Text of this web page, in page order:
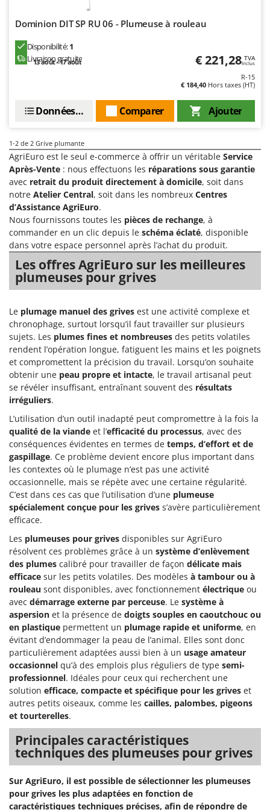
F
Fendeuses à bois
Filets pour la Récolte des olives
Filtres pour vin et huile
Fouloirs - Égrappoirs
Fourches pour tracteur
Fours électriques
Fraises à neige
Fraises rotatives pour tracteur
Friteuses sans huile
G
Générateurs d'air chaud
Godets à terre basculants pour tracteur
Groupes électrogènes
H
Haches - Cognées et Hachettes
Hachoirs à viande
Herses à Dents
Herses Rotatives
L
Lames à neige
Lames niveleuses pour tracteur
Lave-vitres
Lieuses électriques pour vignes
M
Machines à pâtes
Machines pour la transformation des fruits
Machines sous vide
Motobineuses
Motoculteurs
Motofaucheuses
Motopompes pour irrigation
Moulins à céréales électriques
Moulins à farine
N
Nettoyeurs et Balais à vapeur
Nettoyeurs tapis, moquettes et tapisseries
P
Peignes vibreurs et Secoueurs à olives
Pelles rétros pour tracteur
Cresco
Cruccolini
CTEK
DCG
DeWalt
Di Martino
Diavola Pro
Diesse
Docma
Dominion
Dreame
E
Edilmark
Effeuno
Einhell
Elegen
Energy Gruppi
Enotecnica Pillan
Eschenfelder
EuroMech
Eurosystems
F
FAC
Fama Industrie
Famur
FARMER
FBC
Ferrari Group
Ferroni
Ferrua
FIAC
FIEM
Fimar
FINI
Fiorentini
Fiskars
Flymo
Fontana Forni
Forest Master
Dominion DIT SP RU 06 - Plumeuse à rouleau
Disponibilité:1
Livraison gratuite
13 août - 17 août € 221,28 TVA
Inclus
R-15
€ 184,40 Hors taxes (HT)
Ajouter
Comparer
Données techniques
1-2 de 2 Grive plumante
AgriEuro est le seul e-commerce à offrir un véritable Service
Après-Vente : nous effectuons les réparations sous garantie
avec retrait du produit directement à domicile, soit dans
notre Atelier Central, soit dans les nombreux Centres
d’Assistance AgriEuro.
Nous fournissons toutes les pièces de rechange, à
commander en un clic depuis le schéma éclaté, disponible
dans votre espace personnel après l’achat du produit.
Les offres AgriEuro sur les meilleures
plumeuses pour grives
Le plumage manuel des grives est une activité complexe et
chronophage, surtout lorsqu’il faut travailler sur plusieurs
sujets. Les plumes fines et nombreuses des petits volatiles
rendent l’opération longue, fatiguent les mains et les poignets
et compromettent la précision du travail. Lorsqu’on souhaite
obtenir une peau propre et intacte, le travail artisanal peut
se révéler insuffisant, entraînant souvent des résultats
irréguliers.
L’utilisation d’un outil inadapté peut compromettre à la fois la
qualité de la viande et l’efficacité du processus, avec des
conséquences évidentes en termes de temps, d’effort et de
gaspillage. Ce problème devient encore plus important dans
les contextes où le plumage n’est pas une activité
occasionnelle, mais se répète avec une certaine régularité.
C’est dans ces cas que l’utilisation d’une plumeuse
spécialement conçue pour les grives s’avère particulièrement
efficace.
Les plumeuses pour grives disponibles sur AgriEuro
résolvent ces problèmes grâce à un système d’enlèvement
des plumes calibré pour travailler de façon délicate mais
efficace sur les petits volatiles. Des modèles à tambour ou à
rouleau sont disponibles, avec fonctionnement électrique ou
avec démarrage externe par perceuse. Le système à
aspersion et la présence de doigts souples en caoutchouc ou
en plastique permettent un plumage rapide et uniforme, en
évitant d’endommager la peau de l’animal. Elles sont donc
particulièrement adaptées aussi bien à un usage amateur
occasionnel qu’à des emplois plus réguliers de type semi-
professionnel. Idéales pour ceux qui recherchent une
solution efficace, compacte et spécifique pour les grives et
autres petits oiseaux, comme les cailles, palombes, pigeons
et tourterelles.
Principales caractéristiques
techniques des plumeuses pour grives
Sur AgriEuro, il est possible de sélectionner les plumeuses
pour grives les plus adaptées en fonction de
caractéristiques techniques précises, afin de répondre de